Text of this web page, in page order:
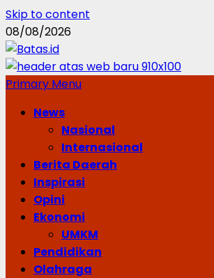
Skip to content
08/08/2026
Primary Menu
News
Nasional
Internasional
Berita Daerah
Inspirasi
Opini
Ekonomi
UMKM
Pendidikan
Olahraga